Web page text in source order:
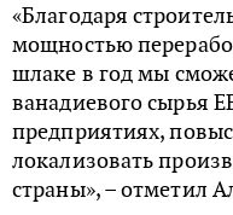
«Благодаря
мощностью
шлаке в год мы
ванадиевого сырья
предприятиях,
локализовать
страны», – отметил